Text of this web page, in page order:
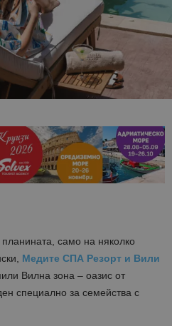
само на няколко
Медите СПА Резорт и Вили
Вилна зона – oазис от
специално за семейства с